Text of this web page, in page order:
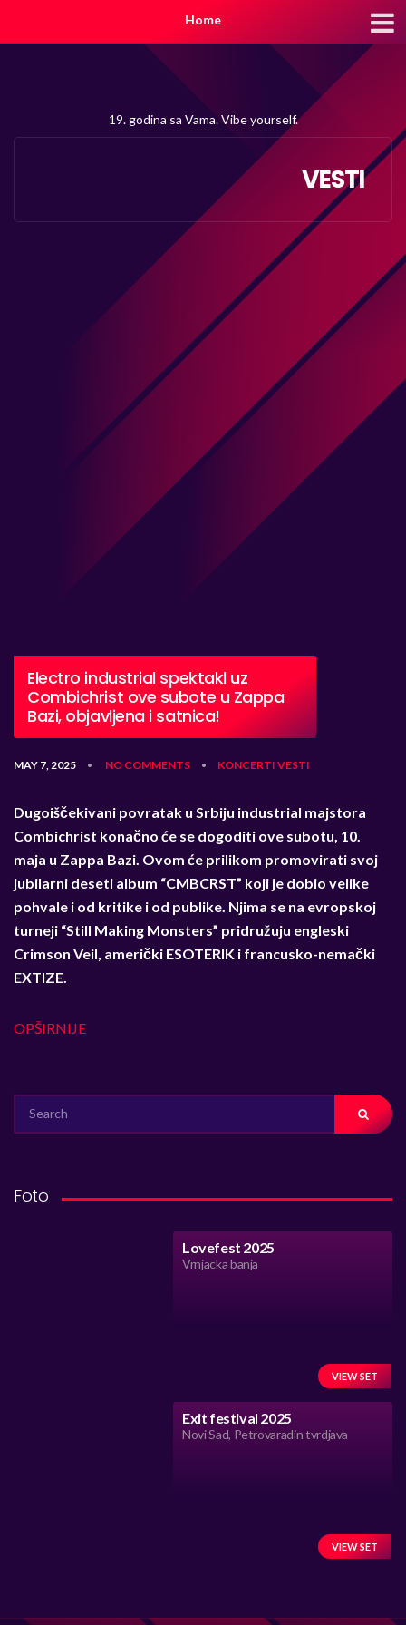
Home
19. godina sa Vama. Vibe yourself.
VESTI
Electro industrial spektakl uz
Combichrist ove subote u Zappa
Bazi, objavljena i satnica!
MAY 7, 2025 • NO COMMENTS • KONCERTI VESTI
Dugoiščekivani povratak u Srbiju industrial majstora
Combichrist konačno će se dogoditi ove subotu, 10.
maja u Zappa Bazi. Ovom će prilikom promovirati svoj
jubilarni deseti album “CMBCRST” koji je dobio velike
pohvale i od kritike i od publike. Njima se na evropskoj
turneji “Still Making Monsters” pridružuju engleski
Crimson Veil, američki ESOTERIK i francusko-nemački
EXTIZE.
OPŠIRNIJE
FOR:
Foto
Lovefest 2025
Vrnjacka banja
VIEW SET
Exit festival 2025
Novi Sad, Petrovaradin tvrdjava
VIEW SET